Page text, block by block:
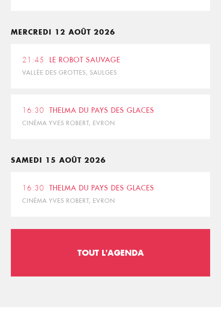
MERCREDI 12 AOÛT 2026
21:45 LE ROBOT SAUVAGE
VALLÉE DES GROTTES, SAULGES
16:30 THELMA DU PAYS DES GLACES
CINÉMA YVES ROBERT, EVRON
SAMEDI 15 AOÛT 2026
16:30 THELMA DU PAYS DES GLACES
CINÉMA YVES ROBERT, EVRON
TOUT L'AGENDA